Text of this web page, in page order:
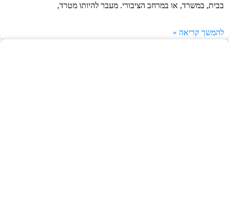
בבית, במשרד, או במרחב הציבורי. מעבר להיותו מטרד,
להמשך קריאה »